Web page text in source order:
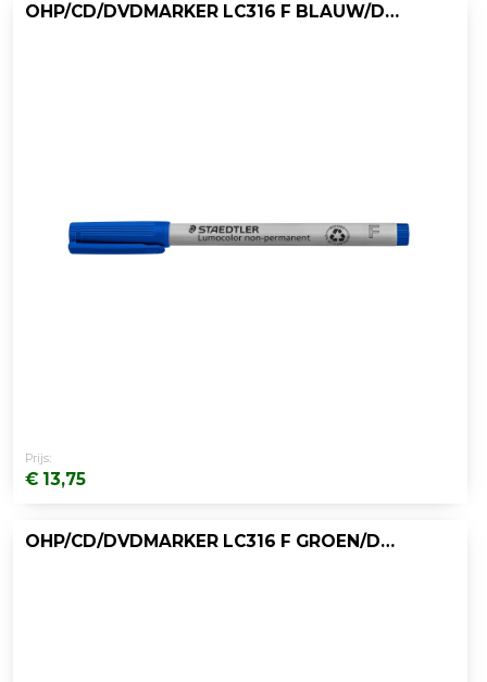
OHP/CD/DVDMARKER LC316 F BLAUW/DOOS 10
Prijs:
€ 13,75
OHP/CD/DVDMARKER LC316 F GROEN/DOOS 10